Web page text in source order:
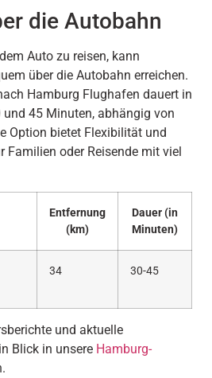
die Autobahn
Auto zu reisen, kann
über die Autobahn erreichen.
Hamburg Flughafen dauert in
und 45 Minuten, abhängig von
Option bietet Flexibilität und
Familien oder Reisende mit viel
Entfernung
(km)
Dauer (in
Minuten)
34 30-45
und aktuelle
Blick in unsere Hamburg-